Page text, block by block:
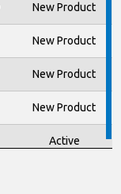
New Product
New Product
New Product
New Product
Active